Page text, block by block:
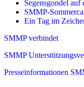
Segensgondel
SMMP-
Ein Tag im
SMMP verbindet
SMMP
Presseinformationen